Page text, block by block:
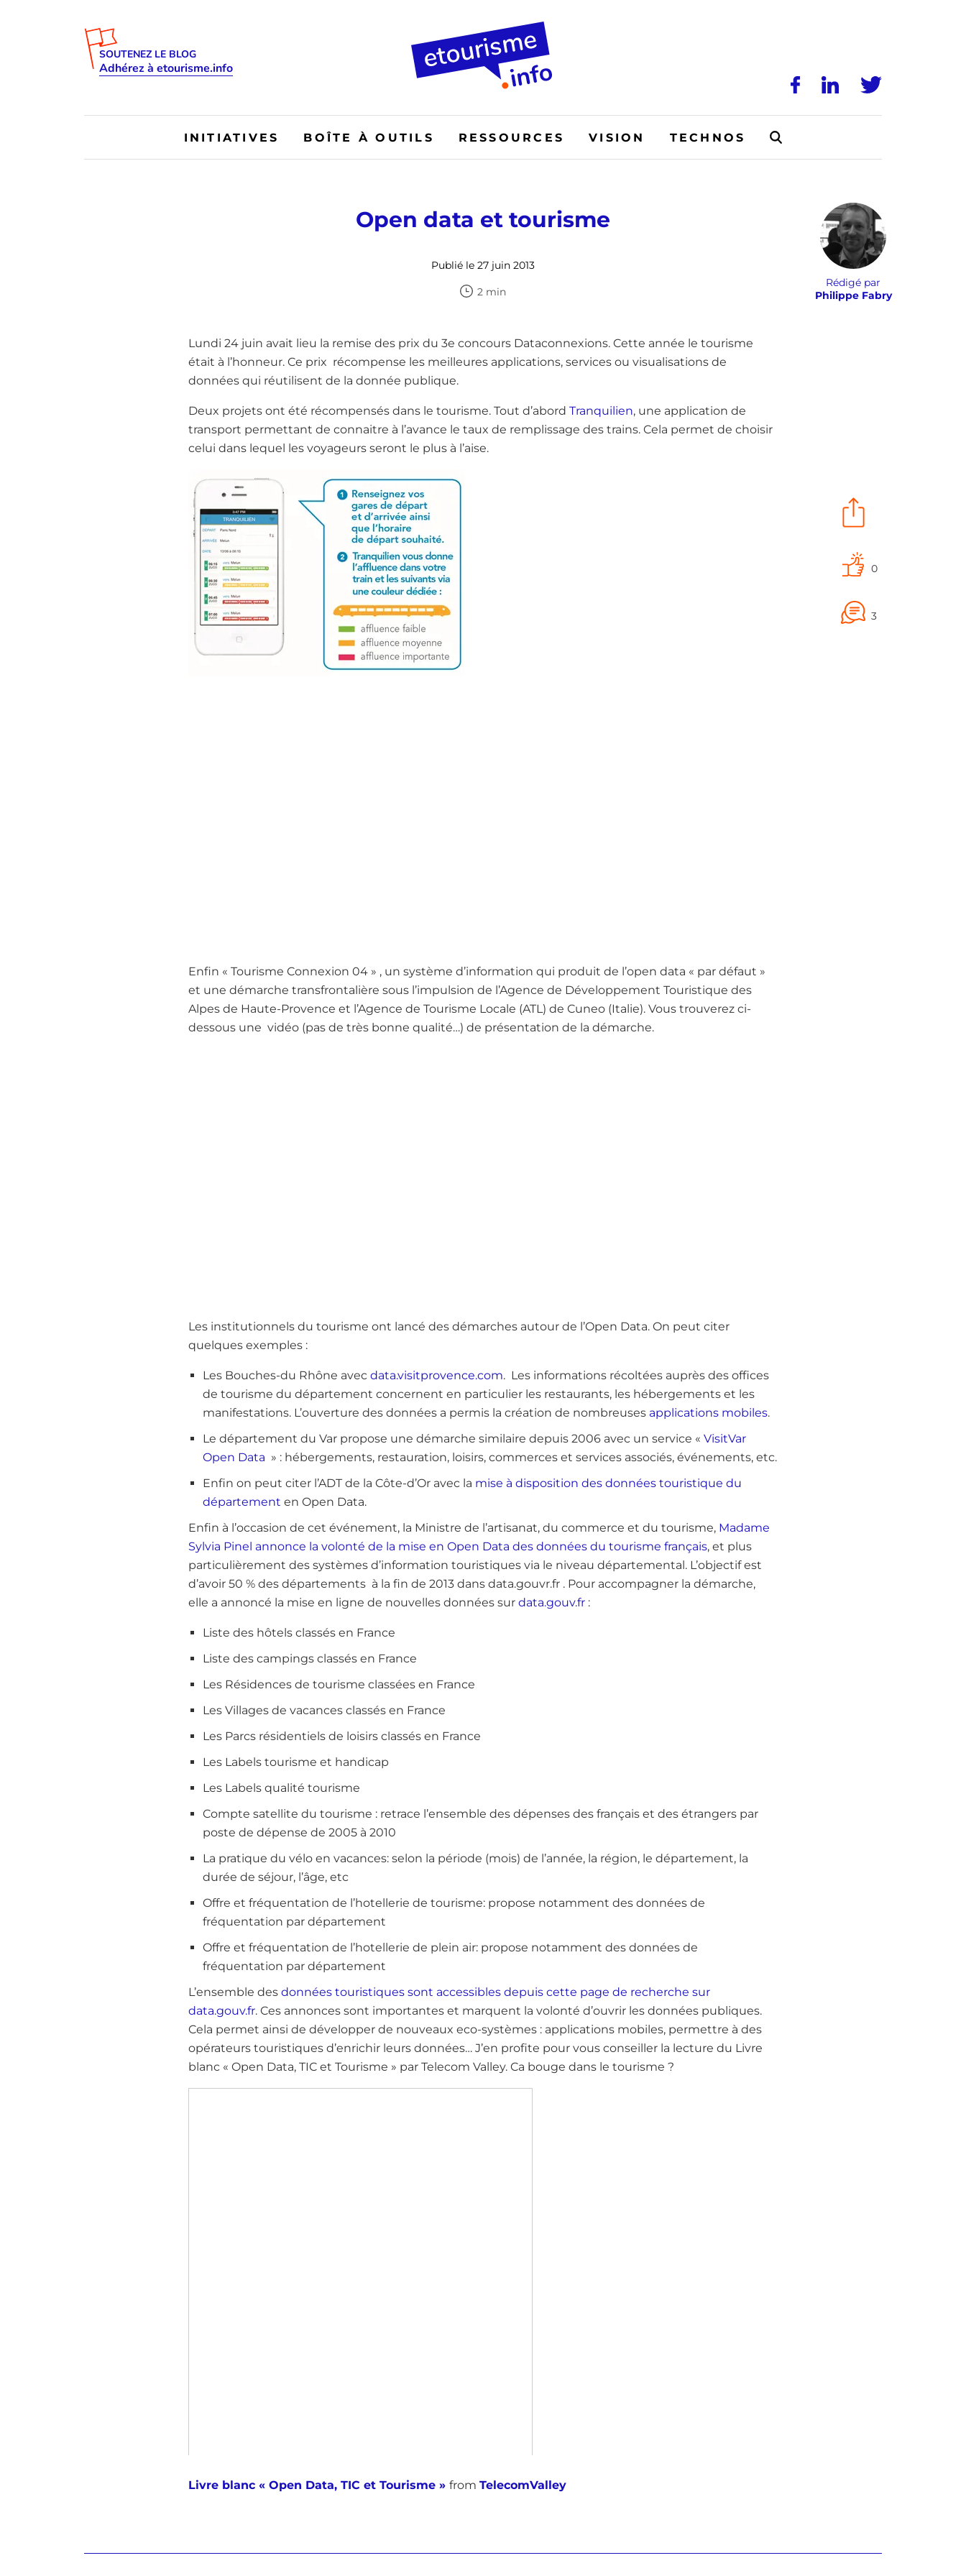
SOUTENEZ LE BLOG
Adhérez à etourisme.info
INITIATIVES BOÎTE À OUTILS RESSOURCES VISION TECHNOS
Open data et tourisme
Publié le 27 juin 2013
2 min
Rédigé par
Philippe Fabry
0
3
Lundi 24 juin avait lieu la remise des prix du 3e concours Dataconnexions. Cette année le tourisme
était à l’honneur. Ce prix récompense les meilleures applications, services ou visualisations de
données qui réutilisent de la donnée publique.
Deux projets ont été récompensés dans le tourisme. Tout d’abord Tranquilien, une application de
transport permettant de connaitre à l’avance le taux de remplissage des trains. Cela permet de choisir
celui dans lequel les voyageurs seront le plus à l’aise.
Enfin « Tourisme Connexion 04 » , un système d’information qui produit de l’open data « par défaut »
et une démarche transfrontalière sous l’impulsion de l’Agence de Développement Touristique des
Alpes de Haute-Provence et l’Agence de Tourisme Locale (ATL) de Cuneo (Italie). Vous trouverez ci-
dessous une vidéo (pas de très bonne qualité…) de présentation de la démarche.
Les institutionnels du tourisme ont lancé des démarches autour de l’Open Data. On peut citer
quelques exemples :
Les Bouches-du Rhône avec data.visitprovence.com. Les informations récoltées auprès des offices
de tourisme du département concernent en particulier les restaurants, les hébergements et les
manifestations. L’ouverture des données a permis la création de nombreuses applications mobiles.
Le département du Var propose une démarche similaire depuis 2006 avec un service « VisitVar
Open Data » : hébergements, restauration, loisirs, commerces et services associés, événements, etc.
Enfin on peut citer l’ADT de la Côte-d’Or avec la mise à disposition des données touristique du
département en Open Data.
Enfin à l’occasion de cet événement, la Ministre de l’artisanat, du commerce et du tourisme, Madame
Sylvia Pinel annonce la volonté de la mise en Open Data des données du tourisme français, et plus
particulièrement des systèmes d’information touristiques via le niveau départemental. L’objectif est
d’avoir 50 % des départements à la fin de 2013 dans data.gouvr.fr . Pour accompagner la démarche,
elle a annoncé la mise en ligne de nouvelles données sur data.gouv.fr :
Liste des hôtels classés en France
Liste des campings classés en France
Les Résidences de tourisme classées en France
Les Villages de vacances classés en France
Les Parcs résidentiels de loisirs classés en France
Les Labels tourisme et handicap
Les Labels qualité tourisme
Compte satellite du tourisme : retrace l’ensemble des dépenses des français et des étrangers par
poste de dépense de 2005 à 2010
La pratique du vélo en vacances: selon la période (mois) de l’année, la région, le département, la
durée de séjour, l’âge, etc
Offre et fréquentation de l’hotellerie de tourisme: propose notamment des données de
fréquentation par département
Offre et fréquentation de l’hotellerie de plein air: propose notamment des données de
fréquentation par département
L’ensemble des données touristiques sont accessibles depuis cette page de recherche sur
data.gouv.fr. Ces annonces sont importantes et marquent la volonté d’ouvrir les données publiques.
Cela permet ainsi de développer de nouveaux eco-systèmes : applications mobiles, permettre à des
opérateurs touristiques d’enrichir leurs données… J’en profite pour vous conseiller la lecture du Livre
blanc « Open Data, TIC et Tourisme » par Telecom Valley. Ca bouge dans le tourisme ?
Livre blanc « Open Data, TIC et Tourisme » from TelecomValley